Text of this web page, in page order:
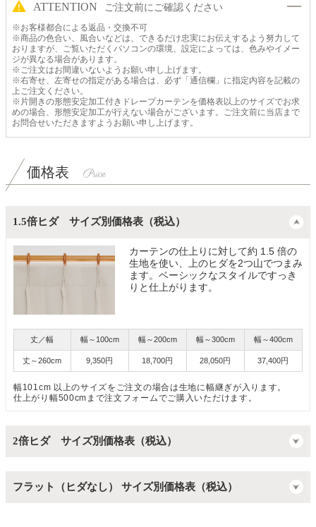
ATTENTION ご注文前にご確認ください
※お客様都合による返品・交換不可
※商品の色合い、風合いなどは、できるだけ忠実にお伝えするよう努力して
おりますが、ご覧いただくパソコンの環境、設定によっては、色みやイメー
ジが異なる場合があります。
※ご注文はお間違いないようお願い申し上げます。
※右寄せ、左寄せの指定がある場合は、必ず「通信欄」に指定内容を記載の
上ご注文ください。
※片開きの形態安定加工付きドレープカーテンを価格表以上のサイズでお求
めの場合、形態安定加工が行えない場合がございます。ご注文前に当店まで
お問合せいただきますようお願い申し上げます。
価格表
1.5倍ヒダ サイズ別価格表（税込）
カーテンの仕上りに対して約 1.5 倍の
生地を使い、上のヒダを2つ山でつまみ
ます。ベーシックなスタイルですっき
りと仕上がります。
丈／幅
丈～260cm
幅～100cm
9,350円
幅～200cm
18,700円
幅～300cm
28,050円
幅～400cm
37,400円
幅101cm 以上のサイズをご注文の場合は生地に幅継ぎが入ります。
仕上がり幅500cmまで注文フォームでご購入いただけます。
2倍ヒダ サイズ別価格表（税込）
フラット（ヒダなし） サイズ別価格表（税込）